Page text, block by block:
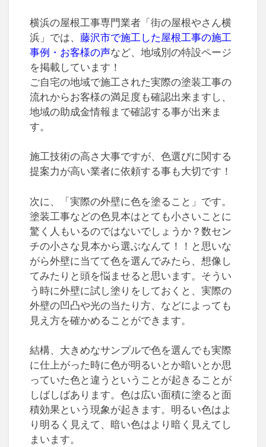
横浜の屋根工事専門業者「街の屋根やさん横
浜」では、 藤沢市で施工した屋根工事の施工
事例・お客様の声など、地域別の特設ページ
を掲載しています！
ご自宅の地域で施工された実際の塗装工事の
流れからお客様の満足度も確認出来ますし、
地域の助成金情報まで確認する事が出来ま
す。
施工技術の高さ大事ですが、色選びに関する
提案力が高い業者に依頼する事も大切です！
次に、「実際の外壁に色を塗ること」です。
塗装工事などの色見本はとても小さいことに
驚く人もいるのではないでしょうか？数セン
チの小さな見本から選ぶなんて！！と思いな
がら外壁に当てて色を選んでみたら、想像し
てみたりと頭を悩ませると思います。そうい
う時に外壁に試し塗りをしておくと、実際の
外壁の凹凸や光の当たり方、などによっても
見え方を確かめることができます。
結構、大きめなサンプルで色を選んでも実際
に仕上がった時に色が明るいとか暗いとか思
っていた色と違うということが起きることが
しばしばあります。色は広い面積に塗ると面
積効果という現象が起きます。明るい色はよ
り明るく見えて、暗い色はより暗く見えてし
まいます。